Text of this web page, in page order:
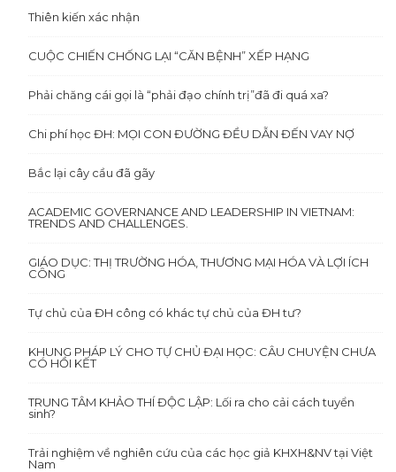
Thiên kiến xác nhận
CUỘC CHIẾN CHỐNG LẠI “CĂN BỆNH” XẾP HẠNG
Phải chăng cái gọi là “phải đạo chính trị”đã đi quá xa?
Chi phí học ĐH: MỌI CON ĐƯỜNG ĐỀU DẪN ĐẾN VAY NỢ
Bắc lại cây cầu đã gãy
ACADEMIC GOVERNANCE AND LEADERSHIP IN VIETNAM:
TRENDS AND CHALLENGES.
GIÁO DỤC: THỊ TRƯỜNG HÓA, THƯƠNG MẠI HÓA VÀ LỢI ÍCH
CÔNG
Tự chủ của ĐH công có khác tự chủ của ĐH tư?
KHUNG PHÁP LÝ CHO TỰ CHỦ ĐẠI HỌC: CÂU CHUYỆN CHƯA
CÓ HỒI KẾT
TRUNG TÂM KHẢO THÍ ĐỘC LẬP: Lối ra cho cải cách tuyển
sinh?
Trải nghiệm về nghiên cứu của các học giả KHXH&NV tại Việt
Nam